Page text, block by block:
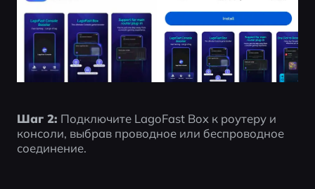
Шаг 2: Подключите LagoFast Box к роутеру и
консоли, выбрав проводное или беспроводное
соединение.